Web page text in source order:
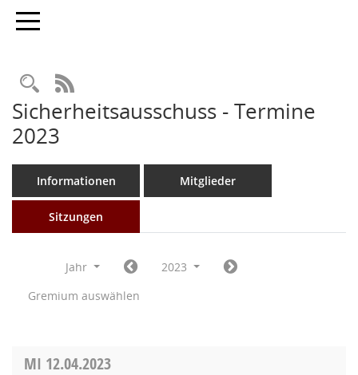
Toggle navigation
Rechercheauswahl
RSS-Feed
Sicherheitsausschuss - Termine
2023
Informationen Mitglieder
Sitzungen
Jahr
2023
Gremium auswählen
MI 12.04.2023